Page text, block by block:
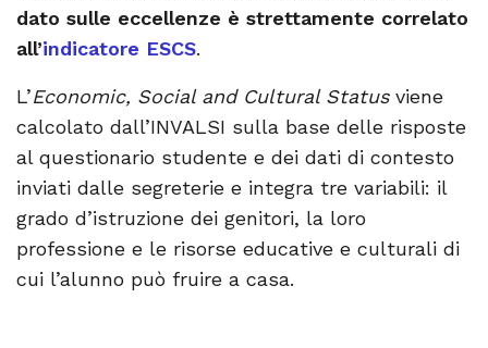
dato sulle eccellenze è strettamente correlato
all’indicatore ESCS.
L’Economic, Social and Cultural Statusviene
calcolato dall’INVALSI sulla base delle risposte
al questionario studente e dei dati di contesto
inviati dalle segreterie e integra tre variabili: il
grado d’istruzione dei genitori, la loro
professione e le risorse educative e culturali di
cui l’alunno può fruire a casa.